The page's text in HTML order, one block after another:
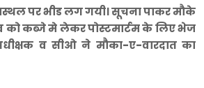
पर भीड लग गयी। सूचना पाकर मौके
को कब्जे मे लेकर पोस्टमार्टम के लिए भेज
व सीओ ने मौका-ए-वारदात का